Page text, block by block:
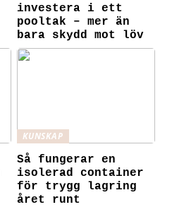
investera i ett
pooltak – mer än
bara skydd mot löv
KUNSKAP
Så fungerar en
isolerad container
för trygg lagring
året runt